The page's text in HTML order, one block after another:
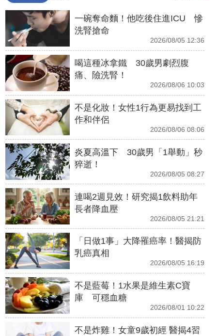
一碗奪命麵！他吃後住進ICU 慘
洗腎搶命
2026/08/05 12:36
喝這種冰拿鐵 30歲男劇烈腹
痛、險洗腎！
2026/08/06 10:03
不是化妝！女性1行為更易找到工
作和伴侶
2026/08/06 08:06
炎夏高溫下 30歲男「1舉動」秒
猝逝！
2026/08/05 08:27
連喝2週見效！研究揭1飲料助年
長者降血壓
2026/08/05 21:21
「日做1事」大降罹癌率！醫揭防
乳癌真相
2026/08/05 16:19
不是藍莓！1水果是維生素C寶
庫 可穩血糖
2026/08/01 10:22
不是炸雞！女童9歲初經 醫揭4習